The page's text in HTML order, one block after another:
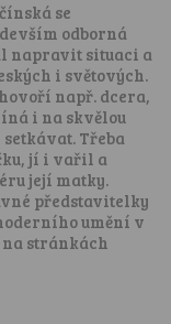
se
odborná
napravit situaci a
i světových.
např. dcera,
i na skvělou
setkávat. Třeba
jí i vařil a
její matky.
představitelky
umění v
stránkách